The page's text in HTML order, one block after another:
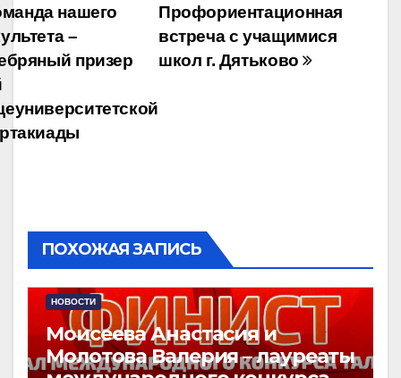
Навигация
по
Профориентационная
встреча с учащимися
школ г. Дятьково
нашего
–
призер
ПОХОЖАЯ ЗАПИСЬ
НОВОСТИ
Моисеева Анастасия и
Молотова Валерия – лауреаты